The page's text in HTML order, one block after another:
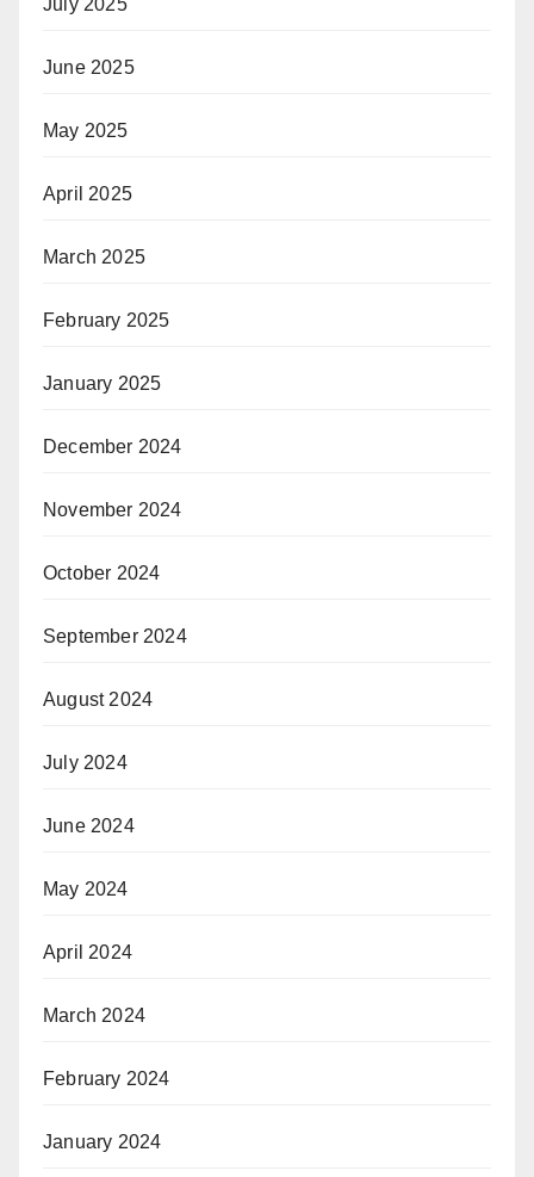
July 2025
June 2025
May 2025
April 2025
March 2025
February 2025
January 2025
December 2024
November 2024
October 2024
September 2024
August 2024
July 2024
June 2024
May 2024
April 2024
March 2024
February 2024
January 2024